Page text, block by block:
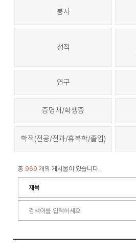
봉사
성적
연구
증명서/학생증
학적(전공/전과/휴복학/졸업)
총 969 개의 게시물이 있습니다.